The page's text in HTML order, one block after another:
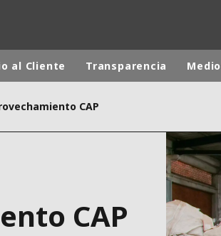
Presencia mundial
AUSTRALIA Y NUEVA ZELANDA
al Cliente Transparencia
CAP
CAP